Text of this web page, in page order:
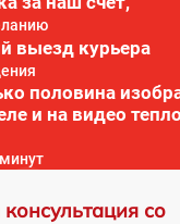
выезд курьера
половина
и на видео
со